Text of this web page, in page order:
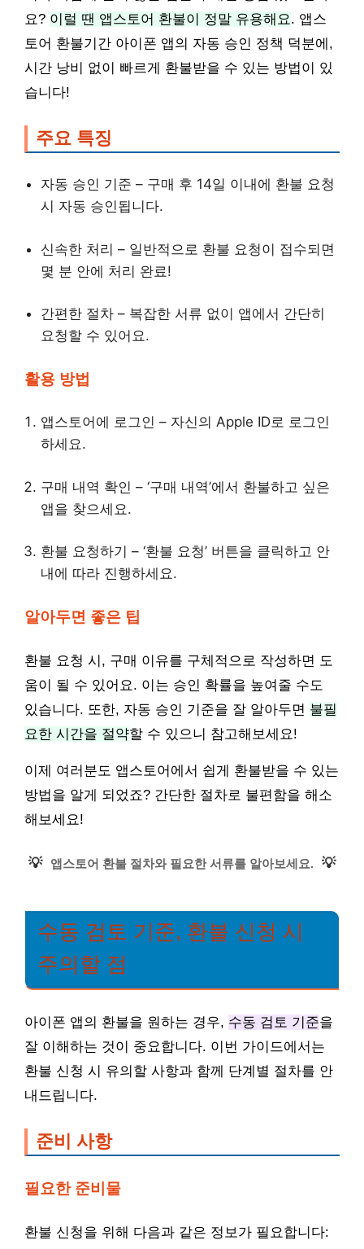
요? 이럴 땐 앱스토어 환불이 정말 유용해요. 앱스
토어 환불기간 아이폰 앱의 자동 승인 정책 덕분에,
시간 낭비 없이 빠르게 환불받을 수 있는 방법이 있
습니다!
주요 특징
자동 승인 기준 – 구매 후 14일 이내에 환불 요청
시 자동 승인됩니다.
신속한 처리 – 일반적으로 환불 요청이 접수되면
몇 분 안에 처리 완료!
간편한 절차 – 복잡한 서류 없이 앱에서 간단히
요청할 수 있어요.
활용 방법
앱스토어에 로그인 – 자신의 Apple ID로 로그인
하세요.
구매 내역 확인 – ‘구매 내역’에서 환불하고 싶은
앱을 찾으세요.
환불 요청하기 – ‘환불 요청’ 버튼을 클릭하고 안
내에 따라 진행하세요.
알아두면 좋은 팁
환불 요청 시, 구매 이유를 구체적으로 작성하면 도
움이 될 수 있어요. 이는 승인 확률을 높여줄 수도
있습니다. 또한, 자동 승인 기준을 잘 알아두면 불필
요한 시간을 절약할 수 있으니 참고해보세요!
이제 여러분도 앱스토어에서 쉽게 환불받을 수 있는
방법을 알게 되었죠? 간단한 절차로 불편함을 해소
해보세요!
💡 앱스토어 환불 절차와 필요한 서류를 알아보세요. 💡
수동 검토 기준, 환불 신청 시
주의할 점
아이폰 앱의 환불을 원하는 경우, 수동 검토 기준을
잘 이해하는 것이 중요합니다. 이번 가이드에서는
환불 신청 시 유의할 사항과 함께 단계별 절차를 안
내드립니다.
준비 사항
필요한 준비물
환불 신청을 위해 다음과 같은 정보가 필요합니다: